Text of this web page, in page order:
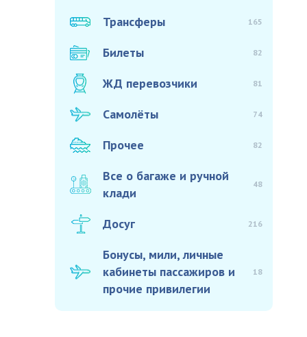
Трансферы 165
Билеты 82
ЖД перевозчики 81
Самолёты 74
Прочее 82
Все о багаже и ручной
клади
48
Досуг 216
Бонусы, мили, личные
кабинеты пассажиров и
прочие привилегии
18